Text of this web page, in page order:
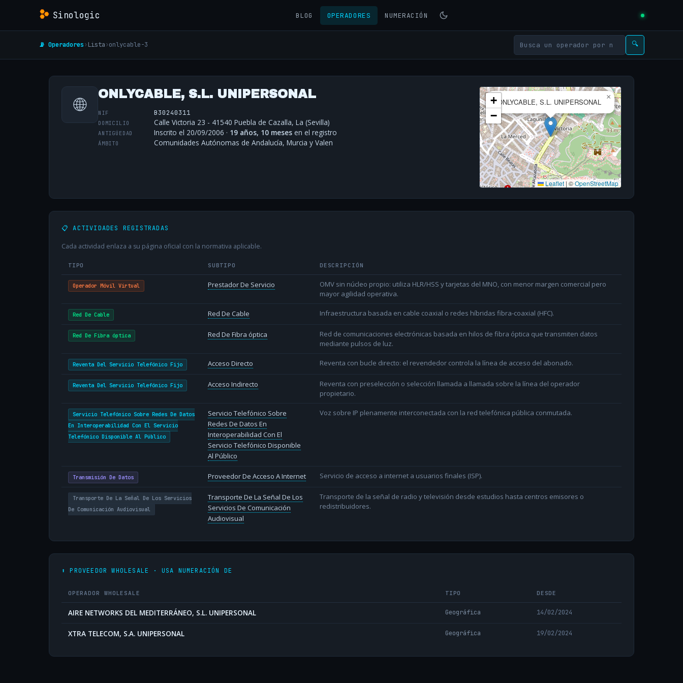
Sinologic BLOG OPERADORES NUMERACIÓN
📡 Operadores› Lista›onlycable-3 🔍
🌐 ONLYCABLE, S.L. UNIPERSONAL
NIF B30240311
DOMICILIO Calle Victoria 23 - 41540 Puebla de Cazalla, La (Sevilla)
ANTIGÜEDAD Inscrito el 20/09/2006 · 19 años, 10 meses en el registro
ÁMBITO Comunidades Autónomas de Andalucía, Murcia y Valen
ONLYCABLE, S.L. UNIPERSONAL
×
+
−
Leaflet | ©OpenStreetMap
📋 ACTIVIDADES REGISTRADAS
Cada actividad enlaza a su página oficial con la normativa aplicable.
TIPO SUBTIPO DESCRIPCIÓN
Operador Móvil Virtual Prestador De Servicio
OMV sin núcleo propio: utiliza HLR/HSS y tarjetas del MNO, con menor margen comercial pero
mayor agilidad operativa.
Red De Cable Red De Cable Infraestructura basada en cable coaxial o redes híbridas fibra-coaxial (HFC).
Red De Fibra óptica Red De Fibra óptica
Red de comunicaciones electrónicas basada en hilos de fibra óptica que transmiten datos
mediante pulsos de luz.
Reventa Del Servicio Telefónico Fijo Acceso Directo Reventa con bucle directo: el revendedor controla la línea de acceso del abonado.
Reventa Del Servicio Telefónico Fijo Acceso Indirecto
Reventa con preselección o selección llamada a llamada sobre la línea del operador
propietario.
Servicio Telefónico Sobre Redes De Datos
En Interoperabilidad Con El Servicio
Telefónico Disponible Al Público
Servicio Telefónico Sobre
Redes De Datos En
Interoperabilidad Con El
Servicio Telefónico Disponible
Al Público
Voz sobre IP plenamente interconectada con la red telefónica pública conmutada.
Transmisión De Datos Proveedor De Acceso A Internet Servicio de acceso a internet a usuarios finales (ISP).
Transporte De La Señal De Los Servicios
De Comunicación Audiovisual
Transporte De La Señal De Los
Servicios De Comunicación
Audiovisual
Transporte de la señal de radio y televisión desde estudios hasta centros emisores o
redistribuidores.
⬆️ PROVEEDOR WHOLESALE · USA NUMERACIÓN DE
OPERADOR WHOLESALE TIPO DESDE
AIRE NETWORKS DEL MEDITERRÁNEO, S.L. UNIPERSONAL Geográfica 14/02/2024
XTRA TELECOM, S.A. UNIPERSONAL Geográfica 19/02/2024